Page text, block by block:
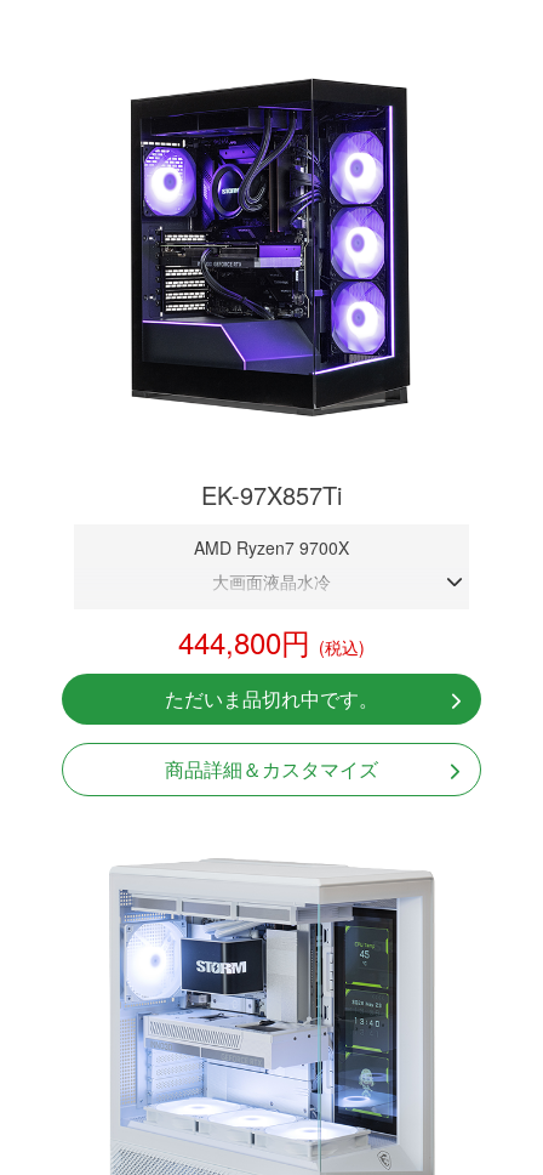
EK-97X857Ti
AMD Ryzen7 9700X
大画面液晶水冷
RTX 5070Ti 16GB
NVMeSSD 1TB
無線LAN Bluetooth対応
Windows11 Home 64bit
444,800円 (税込)
ただいま品切れ中です。
商品詳細＆カスタマイズ